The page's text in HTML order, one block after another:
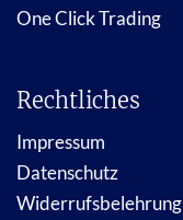
One Click Trading
Rechtliches
Impressum
Datenschutz
Widerrufsbelehrung